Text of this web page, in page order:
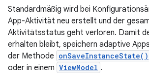
Standardmäßig wird bei
App-Aktivität neu erstellt und der
Aktivitätsstatus geht verloren. Damit
erhalten bleibt, speichern adaptive
der Methode onSaveInstanceState()
oder in einem ViewModel .